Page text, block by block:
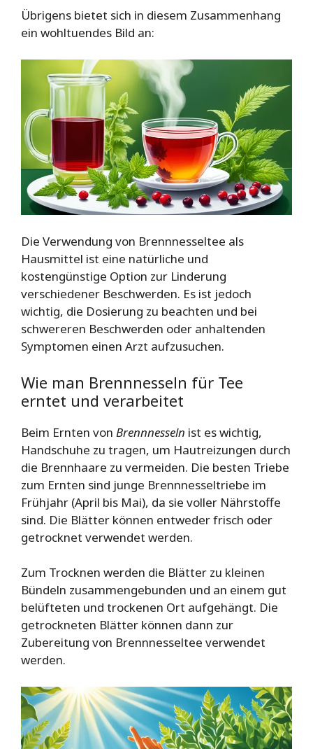
Übrigens bietet sich in diesem Zusammenhang
ein wohltuendes Bild an:
Die Verwendung von Brennnesseltee als
Hausmittel ist eine natürliche und
kostengünstige Option zur Linderung
verschiedener Beschwerden. Es ist jedoch
wichtig, die Dosierung zu beachten und bei
schwereren Beschwerden oder anhaltenden
Symptomen einen Arzt aufzusuchen.
Wie man Brennnesseln für Tee
erntet und verarbeitet
Beim Ernten von Brennnesseln ist es wichtig,
Handschuhe zu tragen, um Hautreizungen durch
die Brennhaare zu vermeiden. Die besten Triebe
zum Ernten sind junge Brennnesseltriebe im
Frühjahr (April bis Mai), da sie voller Nährstoffe
sind. Die Blätter können entweder frisch oder
getrocknet verwendet werden.
Zum Trocknen werden die Blätter zu kleinen
Bündeln zusammengebunden und an einem gut
belüfteten und trockenen Ort aufgehängt. Die
getrockneten Blätter können dann zur
Zubereitung von Brennnesseltee verwendet
werden.